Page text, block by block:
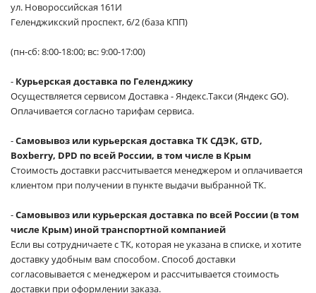
ул. Новороссийская 161И
Геленджикский проспект, 6/2 (база КПП)
(пн-сб: 8:00-18:00; вс: 9:00-17:00)
- Курьерская доставка по Геленджику
Осуществляется сервисом Доставка - Яндекс.Такси (Яндекс GO).
Оплачивается согласно тарифам сервиса.
-Самовывоз или курьерская доставка ТК СДЭК, GTD,
Boxberry, DPD по всей России, в том числе в Крым
Стоимость доставки рассчитывается менеджером и оплачивается
клиентом при получении в пункте выдачи выбранной ТК.
-Самовывоз или курьерская доставка по всей России (в том
числе Крым) иной транспортной компанией
Если вы сотрудничаете с ТК, которая не указана в списке, и хотите
доставку удобным вам способом. Способ доставки
согласовывается с менеджером и рассчитывается стоимость
доставки при оформлении заказа.